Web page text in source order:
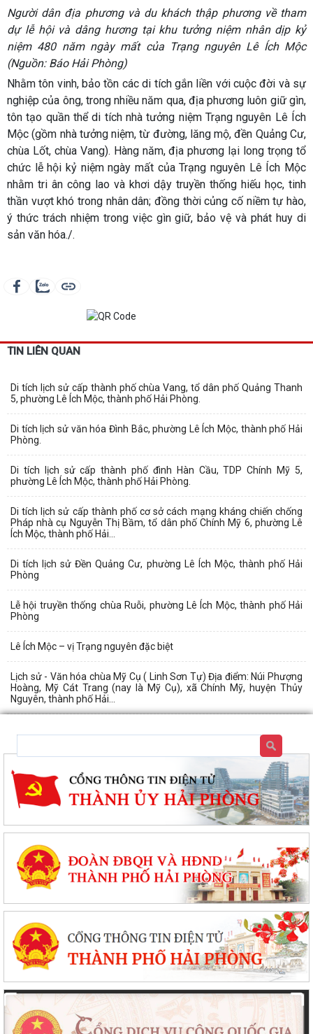
Người dân địa phương và du khách thập phương về tham
dự lễ hội và dâng hương tại khu tưởng niệm nhân dịp kỷ
niệm 480 năm ngày mất của Trạng nguyên Lê Ích Mộc
(Nguồn: Báo Hải Phòng)
Nhằm tôn vinh, bảo tồn các di tích gắn liền với cuộc đời và sự
nghiệp của ông, trong nhiều năm qua, địa phương luôn giữ gìn,
tôn tạo quần thể di tích nhà tưởng niệm Trạng nguyên Lê Ích
Mộc (gồm nhà tưởng niệm, từ đường, lăng mộ, đền Quảng Cư,
chùa Lốt, chùa Vang). Hàng năm, địa phương lại long trọng tổ
chức lễ hội kỷ niệm ngày mất của Trạng nguyên Lê Ích Mộc
nhằm tri ân công lao và khơi dậy truyền thống hiếu học, tinh
thần vượt khó trong nhân dân; đồng thời củng cố niềm tự hào,
ý thức trách nhiệm trong việc gìn giữ, bảo vệ và phát huy di
sản văn hóa./.
TIN LIÊN QUAN
Di tích lịch sử cấp thành phố chùa Vang, tổ dân phố Quảng Thanh
5, phường Lê Ích Mộc, thành phố Hải Phòng.
Di tích lịch sử văn hóa Đình Bắc, phường Lê Ích Mộc, thành phố Hải
Phòng.
Di tích lịch sử cấp thành phố đình Hàn Cầu, TDP Chính Mỹ 5,
phường Lê Ích Mộc, thành phố Hải Phòng.
Di tích lịch sử cấp thành phố cơ sở cách mạng kháng chiến chống
Pháp nhà cụ Nguyễn Thị Bầm, tổ dân phố Chính Mỹ 6, phường Lê
Ích Mộc, thành phố Hải...
Di tích lịch sử Đền Quảng Cư, phường Lê Ích Mộc, thành phố Hải
Phòng
Lễ hội truyền thống chùa Ruỗi, phường Lê Ích Mộc, thành phố Hải
Phòng
Lê Ích Mộc – vị Trạng nguyên đặc biệt
Lịch sử - Văn hóa chùa Mỹ Cụ ( Linh Sơn Tự) Địa điểm: Núi Phượng
Hoàng, Mỹ Cát Trang (nay là Mỹ Cụ), xã Chính Mỹ, huyện Thủy
Nguyên, thành phố Hải...